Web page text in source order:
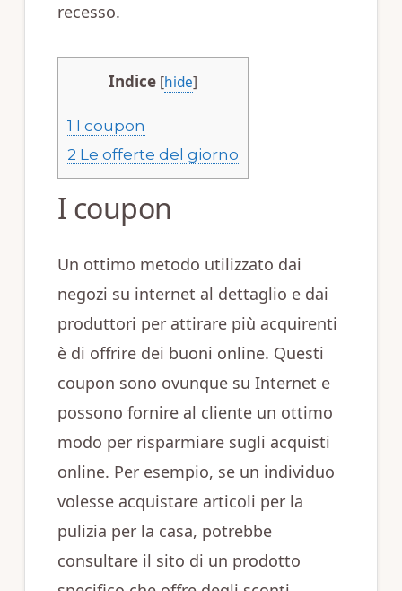
recesso.
Indice [hide]
1 I coupon
2 Le offerte del giorno
I coupon
Un ottimo metodo utilizzato dai
negozi su internet al dettaglio e dai
produttori per attirare più acquirenti
è di offrire dei buoni online. Questi
coupon sono ovunque su Internet e
possono fornire al cliente un ottimo
modo per risparmiare sugli acquisti
online. Per esempio, se un individuo
volesse acquistare articoli per la
pulizia per la casa, potrebbe
consultare il sito di un prodotto